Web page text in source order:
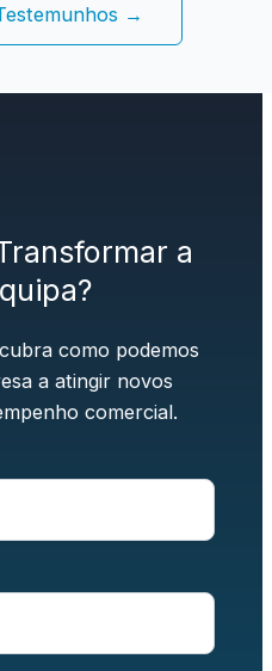
→
a
como podemos
a atingir novos
comercial.